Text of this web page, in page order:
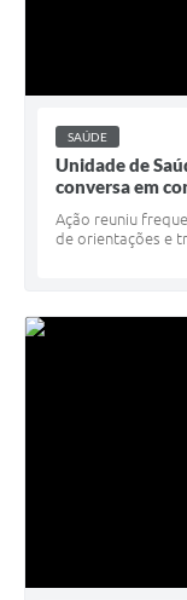
SAÚDE
Unidade de
conversa em
Ação reuniu
de orientações e